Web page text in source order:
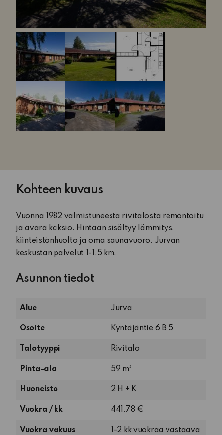
Kohteen kuvaus
Vuonna 1982 valmistuneesta rivitalosta remontoitu
ja avara kaksio. Hintaan sisältyy lämmitys,
kiinteistönhuolto ja oma saunavuoro. Jurvan
keskustan palvelut 1-1,5 km.
Asunnon tiedot
Alue Jurva
Osoite Kyntäjäntie 6 B 5
Talotyyppi Rivitalo
Pinta-ala 59 m²
Huoneisto 2 H + K
2
ja
keittiö
Vuokra / kk 441.78 €
Vuokra vakuus
1-2 kk vuokraa vastaava